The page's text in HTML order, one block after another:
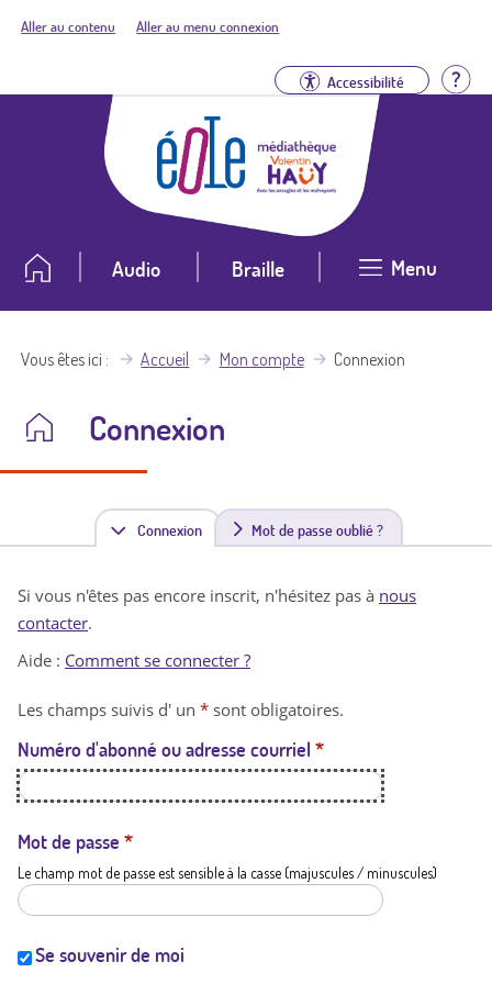
Aller au contenu Aller au menu connexion
Accessibilité
Audio Braille Menu
Vous êtes ici Accueil Mon compte Connexion
Connexion
Connexion(
n
t
a
t
i
Mot de passe oublié ?
Si vous n'êtes pas encore inscrit, n'hésitez pas à nous
contacter.
Aide : Comment se connecter ?
Les champs suivis d' un * sont obligatoires.
Numéro d'abonné ou adresse courriel *
Mot de passe *
Le champ mot de passe est sensible à la casse (majuscules / minuscules)
Se souvenir de moi